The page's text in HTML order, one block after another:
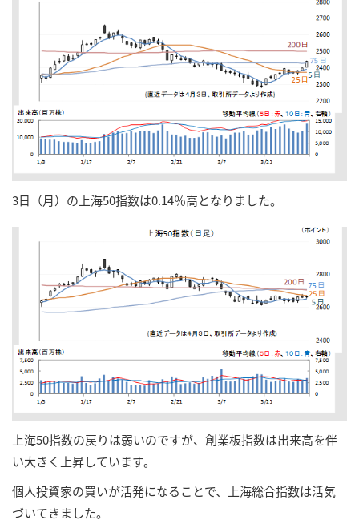
3日（月）の上海50指数は0.14％高となりました。
上海50指数の戻りは弱いのですが、創業板指数は出来高を伴
い大きく上昇しています。
個人投資家の買いが活発になることで、上海総合指数は活気
づいてきました。